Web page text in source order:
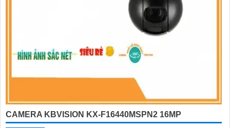
CAMERA KBVISION KX-F16440MSPN2 16MP